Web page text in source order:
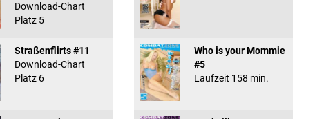
Download-Chart
Platz 5
Straßenflirts #11
Download-Chart
Platz 6
Who is your Mommie
#5
Laufzeit 158 min.